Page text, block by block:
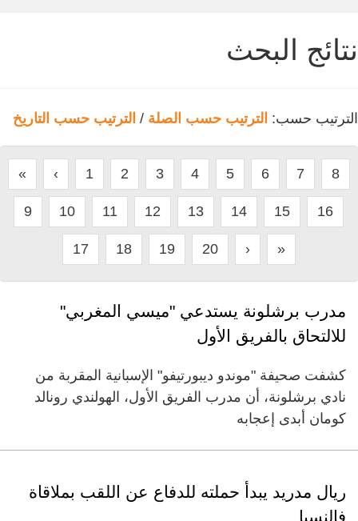
نتائج البحث
الترتيب حسب: الترتيب حسب الصلة / الترتيب حسب التاريخ
« ‹ 1 2 3 4 5 6 7 8
9 10 11 12 13 14 15 16
17 18 19 20 › »
مدرب برشلونة يستدعي "ميسي المغربي"
للالتحاق بالفريق الأول
كشفت صحيفة "موندو ديبورتيفو" الإسبانية المقربة من
نادي برشلونة، أن مدرب الفريق الأول، الهولندي رونالد
كومان أبدى إعجابه
ريال مدريد يبدأ حملته للدفاع عن اللقب بملاقاة
فالنسيا